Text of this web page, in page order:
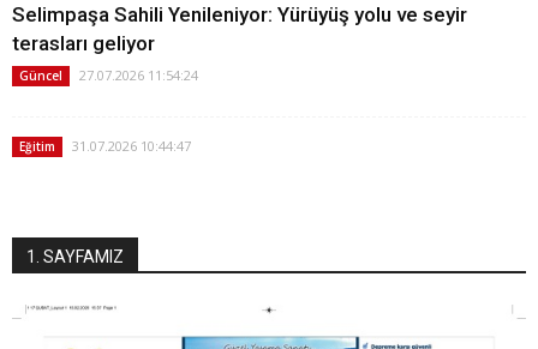
Selimpaşa Sahili Yenileniyor: Yürüyüş yolu ve seyir
terasları geliyor
Güncel 27.07.2026 11:54:24
Eğitim 31.07.2026 10:44:47
1. SAYFAMIZ